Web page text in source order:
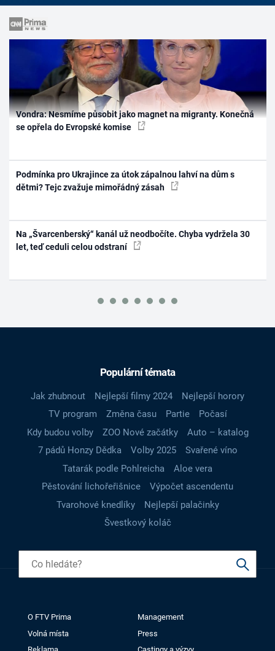
Vondra: Nesmíme působit jako magnet na migranty. Konečná
se opřela do Evropské komise
Podmínka pro Ukrajince za útok zápalnou lahví na dům s
dětmi? Tejc zvažuje mimořádný zásah
Na „Švarcenberský“ kanál už neodbočíte. Chyba vydržela 30
let, teď ceduli celou odstraní
Populární témata
Jak zhubnout Nejlepší filmy 2024
Nejlepší horory
TV program
Změna času Partie
Počasí
Kdy budou volby
ZOO Nové začátky
Auto – katalog
7 pádů Honzy Dědka
Volby 2025
Svařené víno
Tatarák podle Pohlreicha
Aloe vera
Pěstování lichořeřišnice
Výpočet ascendentu
Tvarohové knedlíky
Nejlepší palačinky
Švestkový koláč
O FTV Prima
Management
Volná místa
Press